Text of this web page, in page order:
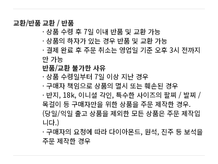
교환/반품 교환 / 반품
· 상품 수령 후 7일 이내 반품 및 교환 가능
· 상품의 하자가 있는 경우 반품 및 교환 가능
· 결제 완료 후 주문 취소는 영업일 기준 오후 3시 전까지
만 가능
반품/교환 불가한 사유
· 상품 수령일부터 7일 이상 지난 경우
· 구매자 책임으로 상품의 멸시 또는 훼손된 경우
· 반지, 18k, 이니셜 각인, 특수한 사이즈의 팔찌 / 발찌 /
목걸이 등 구매자만을 위한 상품을 주문 제작한 경우.
(당일/익일 출고 상품을 제외한 모든 상품은 주문 제작입
니다.)
· 구매자의 요청에 따라 다이아몬드, 원석, 진주 등 보석을
주문 제작한 경우